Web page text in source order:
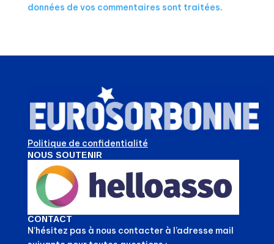
données de vos commentaires sont traitées.
Politique de confidentialité
NOUS SOUTENIR
CONTACT
N’hésitez pas à nous contacter à l’adresse mail